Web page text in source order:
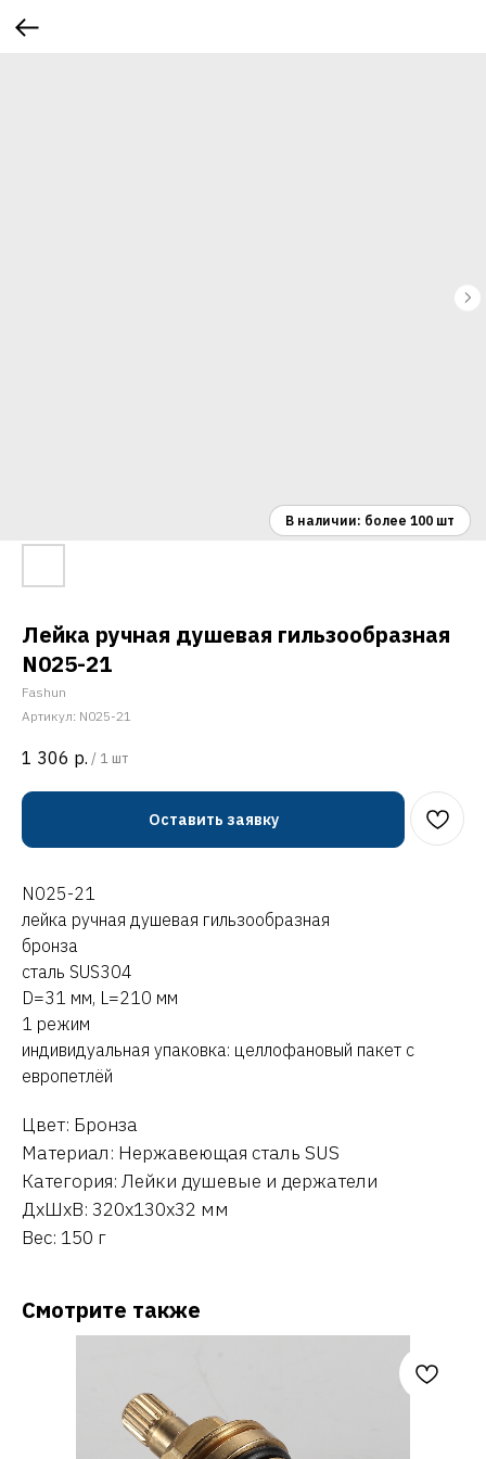
Лейка ручная душевая гильзообразная
N025-21
Fashun
Артикул: N025-21
1 306 р. / 1 шт
Оставить заявку
N025-21
лейка ручная душевая гильзообразная
бронза
сталь SUS304
D=31 мм, L=210 мм
1 режим
индивидуальная упаковка: целлофановый пакет с
европетлёй
Цвет: Бронза
Материал: Нержавеющая сталь SUS
Категория: Лейки душевые и держатели
ДxШxВ: 320x130x32 мм
Вес: 150 г
Смотрите также